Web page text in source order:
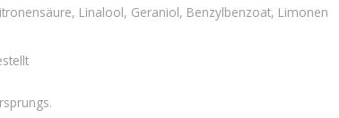
Linalool, Geraniol, Benzylbenzoat, Limonen